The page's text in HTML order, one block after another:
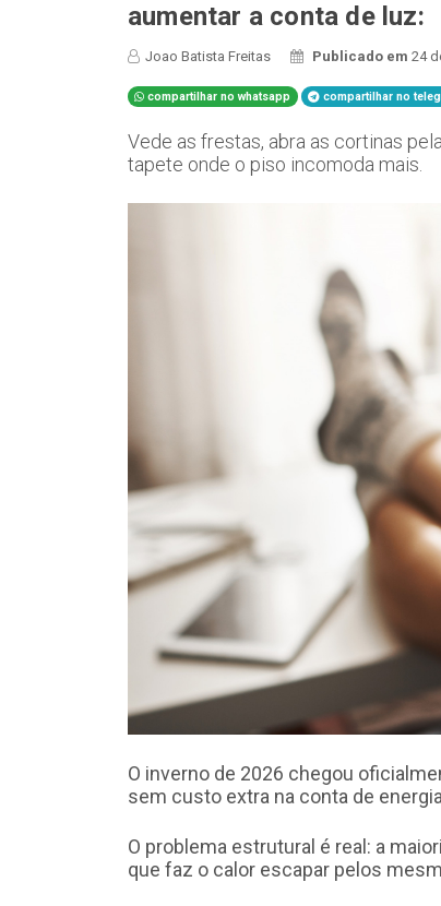
aumentar a conta de luz:
Joao Batista Freitas Publicado em24
compartilhar no whatsapp compartilhar no
Vede as frestas, abra as cortinas
tapete onde o piso incomoda mais.
O inverno de 2026 chegou
sem custo extra na conta de
O problema estrutural é real: a
que faz o calor escapar pelos